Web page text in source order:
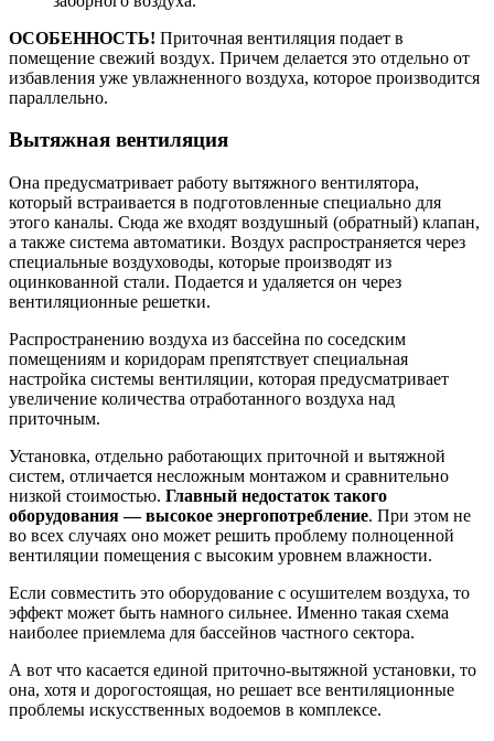
ОСОБЕННОСТЬ! Приточная вентиляция подает в
помещение свежий воздух. Причем делается это отдельно от
избавления уже увлажненного воздуха, которое производится
параллельно.
Вытяжная вентиляция
Она предусматривает работу вытяжного вентилятора,
который встраивается в подготовленные специально для
этого каналы. Сюда же входят воздушный (обратный) клапан,
а также система автоматики. Воздух распространяется через
специальные воздуховоды, которые производят из
оцинкованной стали. Подается и удаляется он через
вентиляционные решетки.
Распространению воздуха из бассейна по соседским
помещениям и коридорам препятствует специальная
настройка системы вентиляции, которая предусматривает
увеличение количества отработанного воздуха над
приточным.
Установка, отдельно работающих приточной и вытяжной
систем, отличается несложным монтажом и сравнительно
низкой стоимостью. Главный недостаток такого
оборудования — высокое энергопотребление. При этом не
во всех случаях оно может решить проблему полноценной
вентиляции помещения с высоким уровнем влажности.
Если совместить это оборудование с осушителем воздуха, то
эффект может быть намного сильнее. Именно такая схема
наиболее приемлема для бассейнов частного сектора.
А вот что касается единой приточно-вытяжной установки, то
она, хотя и дорогостоящая, но решает все вентиляционные
проблемы искусственных водоемов в комплексе.